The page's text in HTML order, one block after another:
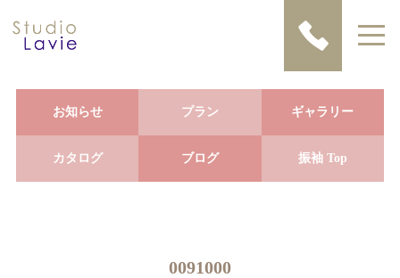
お知らせ プラン ギャラリー
カタログ ブログ 振袖 Top
0091000